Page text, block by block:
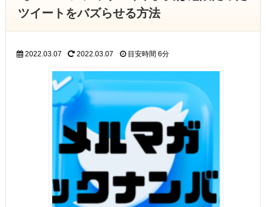
ツイートをバズらせる方法
2022.03.07 2022.03.07 目安時間 6分